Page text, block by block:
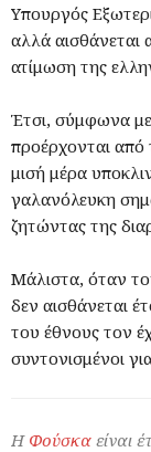
Υπουργός
αλλά αισθάνεται
ατίμωση της
Έτσι, σύμφωνα
προέρχονται από
μισή μέρα
γαλανόλευκη
ζητώντας της
Μάλιστα, όταν
δεν αισθάνεται
του έθνους τον
συντονισμένοι
Η Φούσκα είναι